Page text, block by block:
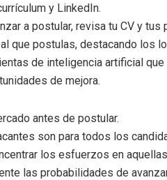
y LinkedIn.
a postular, revisa tu CV y
que postulas, destacando los
de inteligencia artificial
de mejora.
antes de postular.
son para todos los
los esfuerzos en
las probabilidades de